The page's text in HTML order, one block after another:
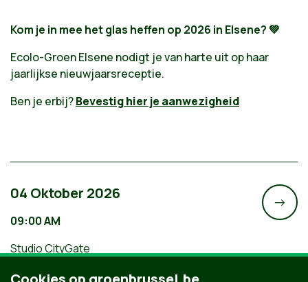
Kom je in mee het glas heffen op 2026 in Elsene? 💚
Ecolo-Groen Elsene nodigt je van harte uit op haar
jaarlijkse nieuwjaarsreceptie.
Ben je erbij?Bevestig hier je aanwezigheid
04 Oktober 2026
09:00 AM
Studio CityGate
Wandel mee met de Brusselse teams
->